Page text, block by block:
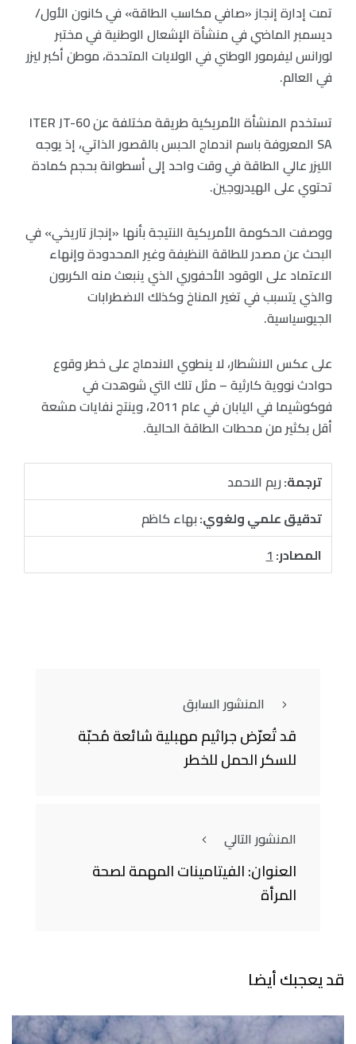
تمت إدارة إنجاز «صافي مكاسب الطاقة» في كانون الأول/
ديسمبر الماضي في منشأة الإشعال الوطنية في مختبر
لورانس ليفرمور الوطني في الولايات المتحدة، موطن أكبر ليزر
في العالم.
تستخدم المنشأة الأمريكية طريقة مختلفة عن ITER JT-60
SA المعروفة باسم اندماج الحبس بالقصور الذاتي، إذ يوجه
الليزر عالي الطاقة في وقت واحد إلى أسطوانة بحجم كمادة
تحتوي على الهيدروجين.
ووصفت الحكومة الأمريكية النتيجة بأنها «إنجاز تاريخي» في
البحث عن مصدر للطاقة النظيفة وغير المحدودة وإنهاء
الاعتماد على الوقود الأحفوري الذي ينبعث منه الكربون
والذي يتسبب في تغير المناخ وكذلك الاضطرابات
الجيوسياسية.
على عكس الانشطار، لا ينطوي الاندماج على خطر وقوع
حوادث نووية كارثية – مثل تلك التي شوهدت في
فوكوشيما في اليابان في عام 2011، وينتج نفايات مشعة
أقل بكثير من محطات الطاقة الحالية.
ترجمة:ريم الاحمد
تدقيق علمي ولغوي:بهاء كاظم
المصادر:1
المنشور السابق
قد تُعرّض جراثيم مهبلية شائعة مُحبّة
للسكر الحمل للخطر
المنشور التالي
العنوان: الفيتامينات المهمة لصحة
المرأة
قد يعجبك أيضا